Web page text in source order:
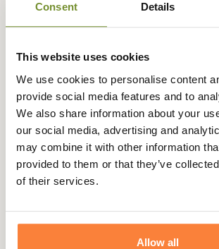
Consent Details
This website uses cookies
We use cookies to personalise content
provide social media features and to
We also share information about your
our social media, advertising and
may combine it with other information
provided to them or that they’ve
of their services.
Allow all
En achetant ce produit vous gagnerez
la journée
Échange ou
Paiement